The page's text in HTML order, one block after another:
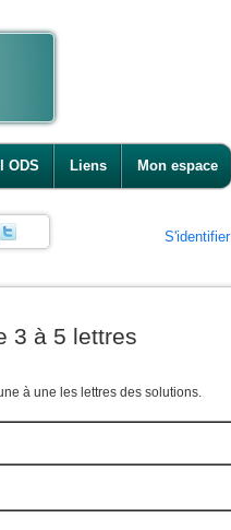
ODS Liens Mon espace
S'identifier
3 à 5 lettres
à une les lettres des solutions.